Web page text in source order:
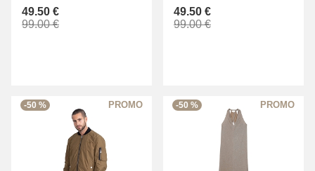
49.50 €
99.00 €
49.50 €
99.00 €
-50 % -50 %